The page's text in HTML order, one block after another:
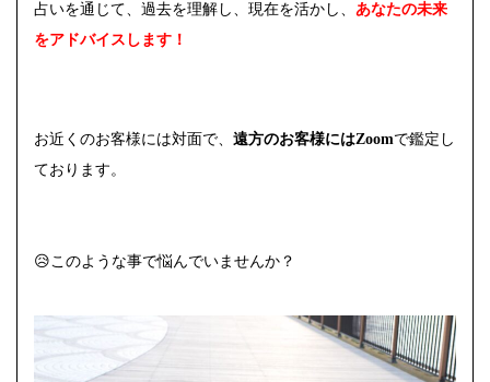
占いを通じて、過去を理解し、現在を活かし、 あなたの未来
をアドバイスします！
お近くのお客様には対面で、 遠方のお客様にはZoomで鑑定し
ております。
😥このような事で悩んでいませんか？